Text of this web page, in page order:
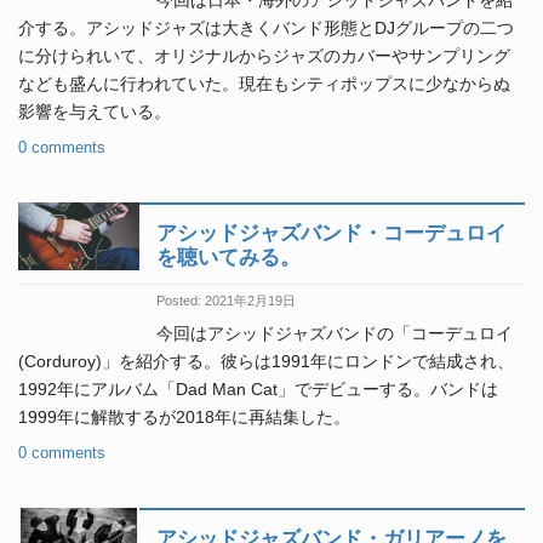
介する。アシッドジャズは大きくバンド形態とDJグループの二つ
に分けられいて、オリジナルからジャズのカバーやサンプリング
なども盛んに行われていた。現在もシティポップスに少なからぬ
影響を与えている。
0 comments
アシッドジャズバンド・コーデュロイ
を聴いてみる。
Posted: 2021年2月19日
今回はアシッドジャズバンドの「コーデュロイ
(Corduroy)」を紹介する。彼らは1991年にロンドンで結成され、
1992年にアルバム「Dad Man Cat」でデビューする。バンドは
1999年に解散するが2018年に再結集した。
0 comments